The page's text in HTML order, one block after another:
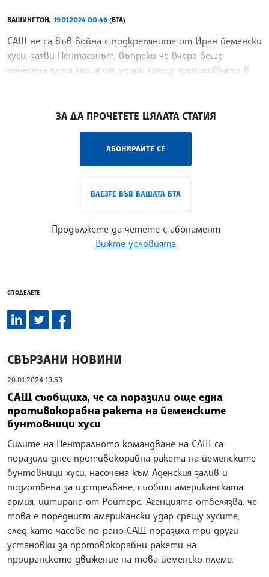
ВАШИНГТОН, 19.01.2024 00:46 (БТА)
САЩ не са във война с подкрепяните от Иран йеменски
хуси, заяви Пентагонът, въпреки че вчера беше
нанесена пета серия от удари срещу групировката в
ЗА ДА ПРОЧЕТЕТЕ ЦЯЛАТА СТАТИЯ
АБОНИРАЙТЕ СЕ
ВЛЕЗТЕ ВЪВ ВАШАТА БТА
Продължете да четете с абонамент
Вижте условията
СПОДЕЛЕТЕ
СВЪРЗАНИ НОВИНИ
20.01.2024 19:53
САЩ съобщиха, че са поразили още една
противокорабна ракета на йеменските
бунтовници хуси
Силите на Централното командване на САЩ са
поразили днес противокорабна ракета на йеменските
бунтовници хуси, насочена към Аденския залив и
подготвена за изстрелване, съобщи американската
армия, цитирана от Ройтерс. Агенцията отбелязва, че
това е поредният американски удар срещу хусите,
след като часове по-рано САЩ поразиха три други
установки за протовокорабни ракети на
проиранското движение на това йеменско племе.